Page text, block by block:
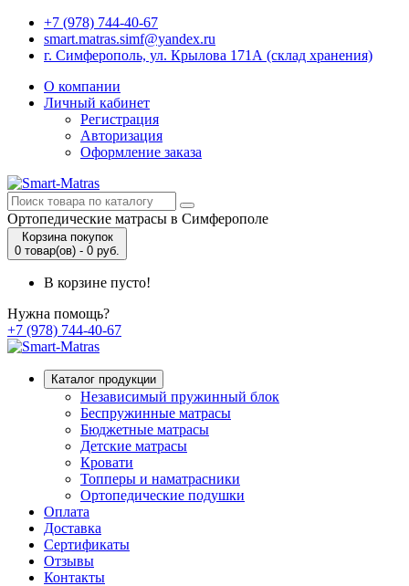
+7 (978) 744-40-67
smart.matras.simf@yandex.ru
г. Симферополь, ул. Крылова 171А (склад хранения)
О компании
Личный кабинет
Регистрация
Авторизация
Оформление заказа
Ортопедические матрасы в Симферополе
Корзина покупок
0 товар(ов) - 0 руб.
В корзине пусто!
Нужна помощь?
+7 (978) 744-40-67
Каталог продукции
Независимый пружинный блок
Беспружинные матрасы
Бюджетные матрасы
Детские матрасы
Кровати
Топперы и наматрасники
Ортопедические подушки
Оплата
Доставка
Сертификаты
Отзывы
Контакты